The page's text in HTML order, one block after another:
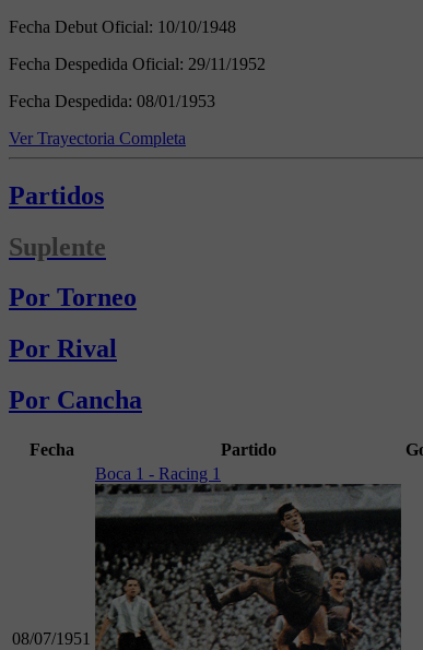
Fecha Debut Oficial: 10/10/1948
Fecha Despedida Oficial: 29/11/1952
Fecha Despedida: 08/01/1953
Ver Trayectoria Completa
Partidos
Suplente
Por Torneo
Por Rival
Por Cancha
Fecha Partido
08/07/1951
Boca 1 - Racing 1